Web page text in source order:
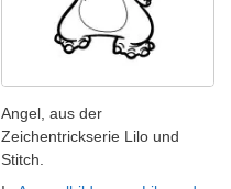
Angel, aus der
Zeichentrickserie Lilo und
Stitch.